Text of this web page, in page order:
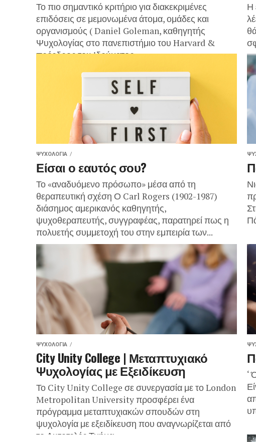
Το πιο σημαντικό κριτήριο για διακεκριμένες
επιδόσεις σε μεμονωμένα άτομα, ομάδες και
οργανισμούς ( Daniel Goleman, καθηγητής
Ψυχολογίας στο πανεπιστήμιο του Harvard &
πρόεδρος του Ιδρύματος...
Η
ΨΥΧΟΛΟΓΊΑ
Είσαι ο εαυτός σου?
Το «αναδυόμενο πρόσωπο» μέσα από τη
θεραπευτική σχέση Ο Carl Rogers (1902-1987)
διάσημος αμερικανός καθηγητής,
ψυχοθεραπευτής, συγγραφέας, παρατηρεί πως η
πολυετής συμμετοχή του στην εμπειρία των...
ΨΥΧΟΛΟΓΊΑ
City Unity College | Μεταπτυχιακό
Ψυχολογίας με Εξειδίκευση
Το City Unity College σε συνεργασία με το London
Metropolitan University προσφέρει ένα
πρόγραμμα μεταπτυχιακών σπουδών στη
ψυχολογία με εξειδίκευση που αναγνωρίζεται από
το Αυτοτελές Τμήμα...
‘